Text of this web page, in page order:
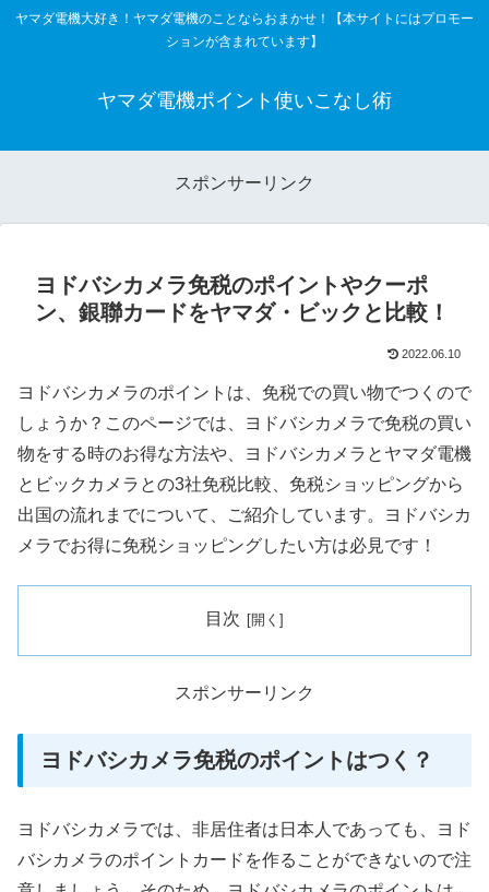
ヤマダ電機大好き！ヤマダ電機のことならおまかせ！【本サイトにはプロモー
ションが含まれています】
ヤマダ電機ポイント使いこなし術
スポンサーリンク
ヨドバシカメラ免税のポイントやクーポ
ン、銀聯カードをヤマダ・ビックと比較！
2022.06.10
ヨドバシカメラのポイントは、免税での買い物でつくので
しょうか？このページでは、ヨドバシカメラで免税の買い
物をする時のお得な方法や、ヨドバシカメラとヤマダ電機
とビックカメラとの3社免税比較、免税ショッピングから
出国の流れまでについて、ご紹介しています。ヨドバシカ
メラでお得に免税ショッピングしたい方は必見です！
目次
スポンサーリンク
ヨドバシカメラ免税のポイントはつく？
ヨドバシカメラでは、非居住者は日本人であっても、ヨド
バシカメラのポイントカードを作ることができないので注